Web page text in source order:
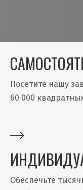
Посетите нашу
60 000
Обеспечьте